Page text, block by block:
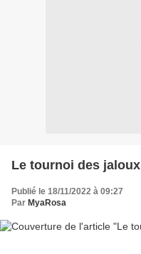
Le tournoi des jaloux
Publié le 18/11/2022 à 09:27
Par MyaRosa